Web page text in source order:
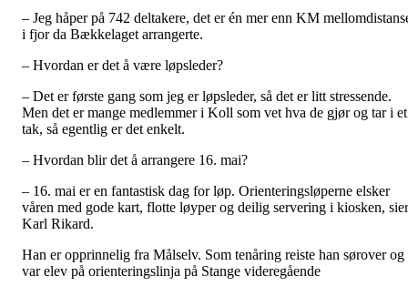
– Jeg håper på 742 deltakere, det er én mer enn KM
i fjor da Bækkelaget arrangerte.
– Hvordan er det å være løpsleder?
– Det er første gang som jeg er løpsleder, så det er litt stressende.
Men det er mange medlemmer i Koll som vet hva de gjør og tar i et
tak, så egentlig er det enkelt.
– Hvordan blir det å arrangere 16. mai?
– 16. mai er en fantastisk dag for løp. Orienteringsløperne elsker
våren med gode kart, flotte løyper og deilig servering i kiosken, sier
Karl Rikard.
Han er opprinnelig fra Målselv. Som tenåring reiste han sørover og
var elev på orienteringslinja på Stange videregående